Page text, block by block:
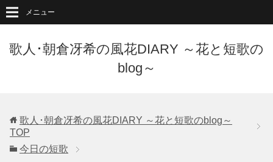
歌人･朝倉冴希の風花DIARY ～花と短歌の
blog～
メニュー
歌人･朝倉冴希の風花DIARY ～花と短歌のblog～
TOP
今日の短歌